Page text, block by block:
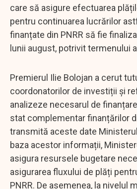
care să asigure efectuarea
pentru continuarea lucrărilor
finanțate din PNRR să fie
lunii august, potrivit termenului
Premierul Ilie Bolojan a cerut
coordonatorilor de investiții și
analizeze necesarul de
stat complementar finanțărilor
transmită aceste date
baza acestor informații,
asigura resursele bugetare
asigurarea fluxului de plăți
PNRR. De asemenea, la nivelul